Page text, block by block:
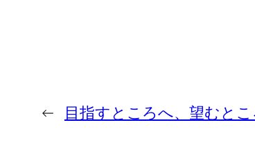
← 目指すところへ、望むと